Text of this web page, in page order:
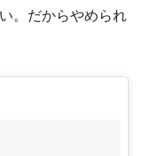
。だからやめられ